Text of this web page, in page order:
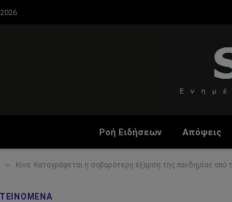
Ροή Ειδήσεων Απόψεις
» Κίνα: Καταγράφεται η σοβαρότερη έξαρση της πανδημίας από